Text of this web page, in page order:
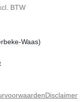
BTW
Waas)
Disclaimer